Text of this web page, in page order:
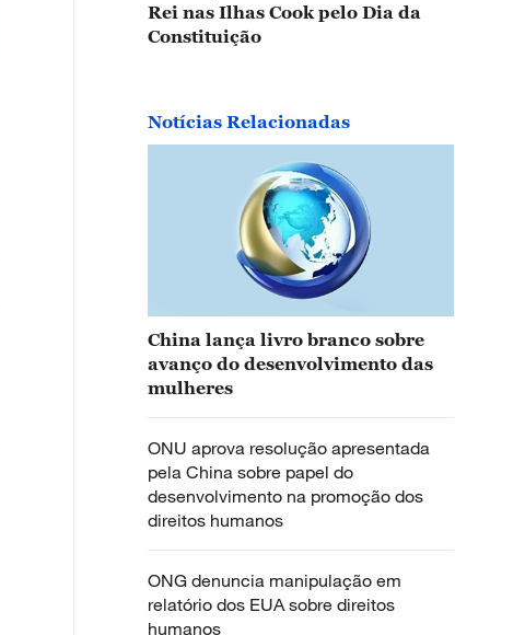
Rei nas Ilhas Cook pelo Dia da
Constituição
Notícias Relacionadas
China lança livro branco sobre
avanço do desenvolvimento das
mulheres
ONU aprova resolução apresentada
pela China sobre papel do
desenvolvimento na promoção dos
direitos humanos
ONG denuncia manipulação em
relatório dos EUA sobre direitos
humanos